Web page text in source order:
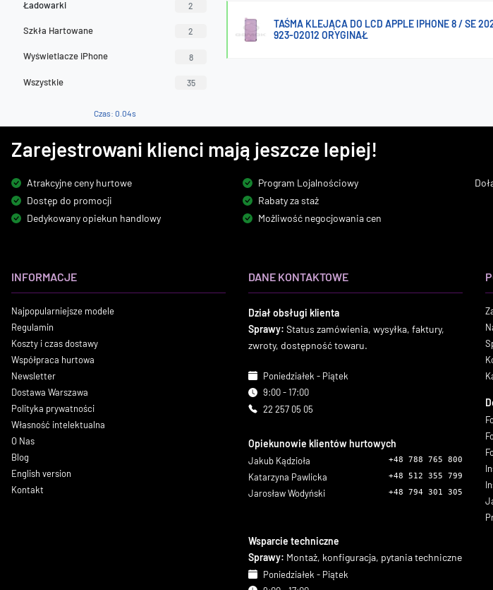
Ładowarki 2
Szkła Hartowane 2
Wyświetlacze iPhone 8
Wszystkie 35
Czas: 0.04s
TAŚMA KLEJĄCA DO LCD APPLE IPHONE 8 / SE
923-02012 ORYGINAŁ
Zarejestrowani klienci mają jeszcze lepiej!
Atrakcyjne ceny hurtowe
Dostęp do promocji
Dedykowany opiekun handlowy
Program Lojalnościowy
Rabaty za staż
Możliwość negocjowania cen
INFORMACJE
Najpopularniejsze modele
Regulamin
Koszty i czas dostawy
Współpraca hurtowa
Newsletter
Dostawa Warszawa
Polityka prywatności
Własność intelektualna
O Nas
Blog
English version
Kontakt
DANE KONTAKTOWE
Dział obsługi klienta
Sprawy: Status zamówienia, wysyłka, faktury,
zwroty, dostępność towaru.
Poniedziałek - Piątek
9:00 - 17:00
22 257 05 05
Opiekunowie klientów hurtowych
Jakub Kądzioła +48 788 765 800
Katarzyna Pawlicka +48 512 355 799
Jarosław Wodyński +48 794 301 305
Wsparcie techniczne
Sprawy: Montaż, konfiguracja, pytania techniczne
Poniedziałek - Piątek